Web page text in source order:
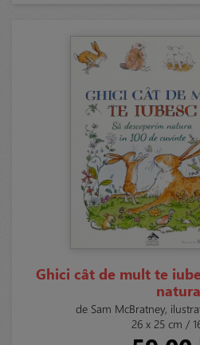
Ghici cât de mult te
natura
de Sam McBratney,
26 x 25 cm /